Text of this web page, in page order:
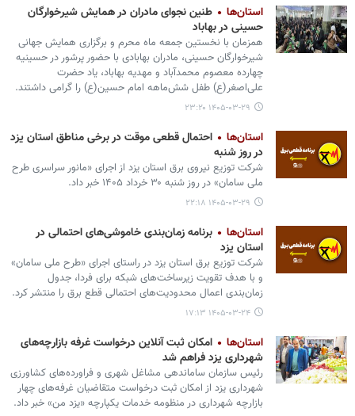
استان‌ها
طنین نجوای مادران در همایش شیرخوارگان
حسینی در بهاباد
همزمان با نخستین جمعه ماه محرم و برگزاری همایش جهانی
شیرخوارگان حسینی، مادران بهابادی با حضور پرشور در حسینیه
چهارده معصوم محمدآباد و مهدیه بهاباد، یاد حضرت
علی‌اصغر(ع) طفل شش‌ماهه امام حسین(ع) را گرامی داشتند.
۱۴۰۵-۰۳-۲۹ ۲۳:۲۰
استان‌ها
احتمال قطعی موقت در برخی مناطق استان یزد
در روز شنبه
شرکت توزیع نیروی برق استان یزد از اجرای «مانور سراسری طرح
ملی سامان» در روز شنبه ۳۰ خرداد ۱۴۰۵ خبر داد.
۱۴۰۵-۰۳-۲۹ ۲۲:۱۸
استان‌ها
برنامه زمان‌بندی خاموشی‌های احتمالی در
استان یزد
شرکت توزیع برق استان یزد در راستای اجرای «طرح ملی سامان»
و با هدف تقویت زیرساخت‌های شبکه برای فردا، جدول
زمان‌بندی اعمال محدودیت‌های احتمالی قطع برق را منتشر کرد.
۱۴۰۵-۰۳-۲۴ ۱۷:۱۳
استان‌ها
امکان ثبت آنلاین درخواست غرفه بازارچه‌های
شهرداری یزد فراهم شد
رئیس سازمان ساماندهی مشاغل شهری و فراورده‌های کشاورزی
شهرداری یزد از امکان ثبت‌ درخواست متقاضیان غرفه‌های چهار
بازارچه‌ شهرداری در منظومه خدمات یکپارچه «یزد من» خبر داد.